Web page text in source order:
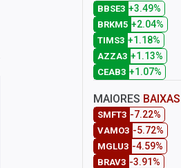
BBSE3 +3.49%
BRKM5 +2.04%
TIMS3 +1.18%
AZZA3 +1.13%
CEAB3 +1.07%
MAIORES BAIXAS
SMFT3 -7.22%
VAMO3 -5.72%
MGLU3 -4.59%
BRAV3 -3.91%